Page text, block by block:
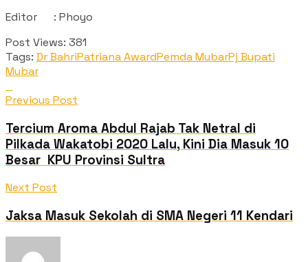
Editor : Phoyo
Post Views: 381
Tags: Dr BahriPatriana AwardPemda MubarPj Bupati
Mubar
Previous Post
Tercium Aroma Abdul Rajab Tak Netral di
Pilkada Wakatobi 2020 Lalu, Kini Dia Masuk 10
Besar KPU Provinsi Sultra
Next Post
Jaksa Masuk Sekolah di SMA Negeri 11 Kendari